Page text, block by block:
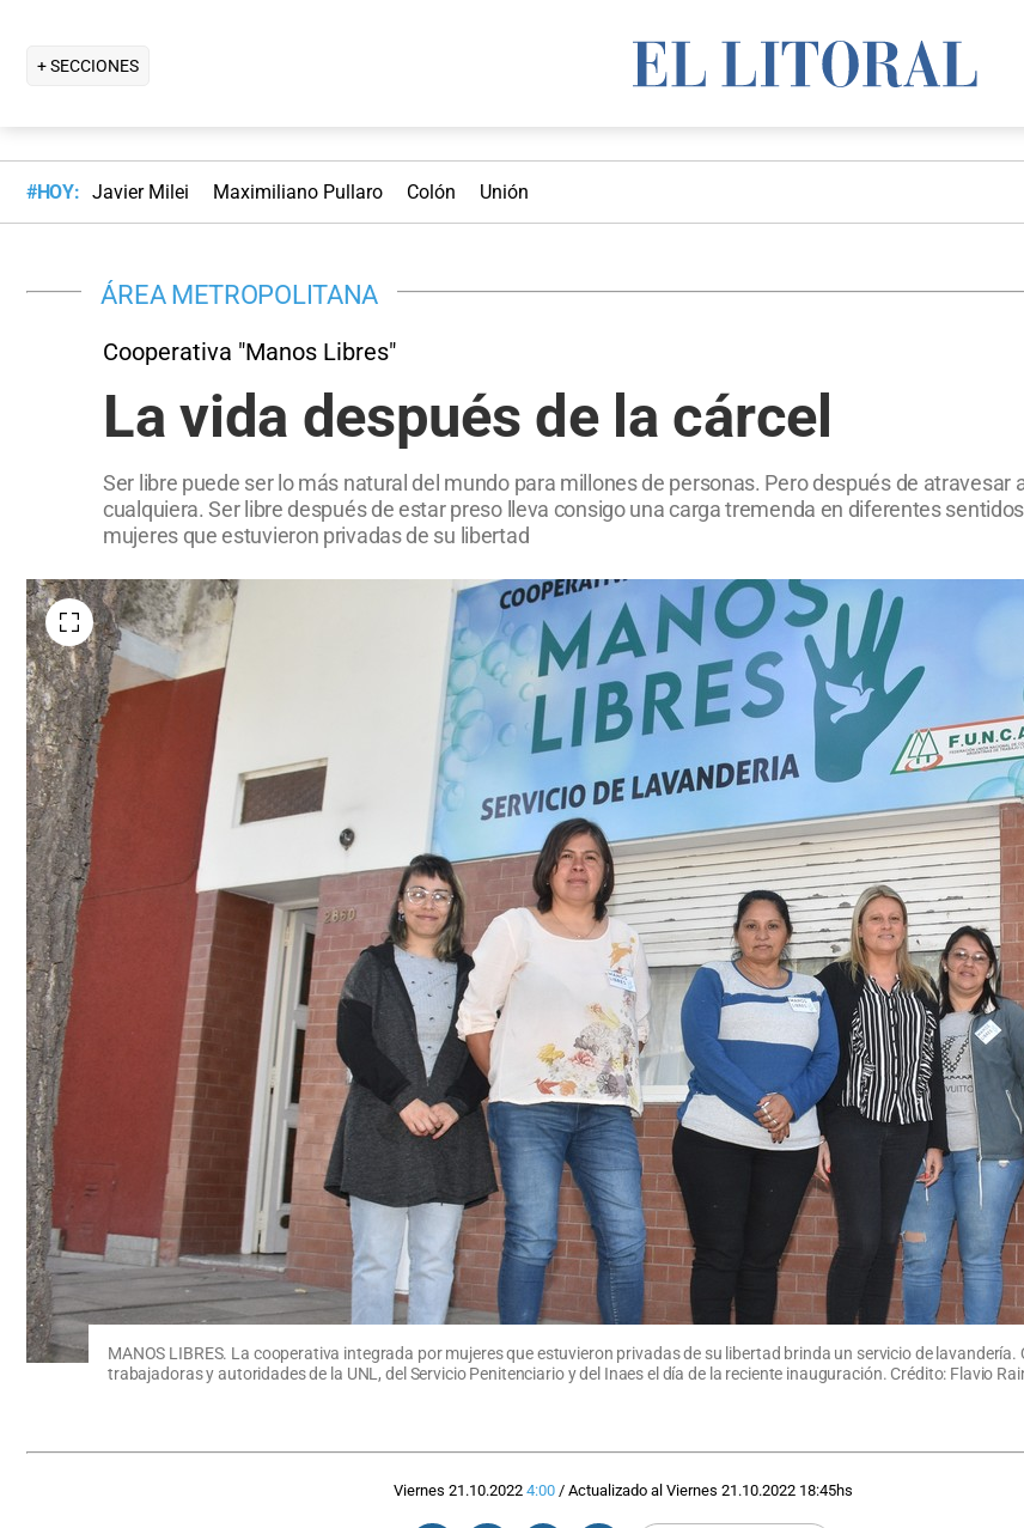
+ SECCIONES
#HOY: Javier Milei Maximiliano Pullaro Colón Unión
ÁREA METROPOLITANA
Cooperativa "Manos Libres"
La vida después de la cárcel
Ser libre puede ser lo más natural del mundo para millones de personas. Pero después de atravesar
cualquiera. Ser libre después de estar preso lleva consigo una carga tremenda en diferentes
mujeres que estuvieron privadas de su libertad
MANOS LIBRES. La cooperativa integrada por mujeres que estuvieron privadas de su libertad brinda un servicio de
trabajadoras y autoridades de la UNL, del Servicio Penitenciario y del Inaes el día de la reciente inauguración. Crédito: Flavio
Viernes 21.10.2022 4:00 / Actualizado al Viernes 21.10.2022 18:45hs